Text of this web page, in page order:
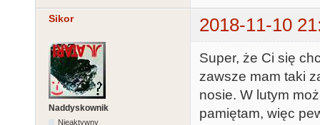
Sikor 2018-11-10
Naddyskownik
Nieaktywny
Super, że Ci się
zawsze mam taki
nosie. W lutym
pamiętam, więc